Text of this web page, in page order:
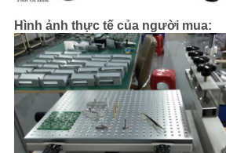
Hình ảnh thực tế của người mua: